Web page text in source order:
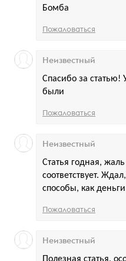
Бомба
Пожаловаться
Спасибо за статью!
были
Неизвестный
Пожаловаться
Статья годная,
соответствует.
способы, как
Неизвестный
Пожаловаться
Полезная статья,
Неизвестный